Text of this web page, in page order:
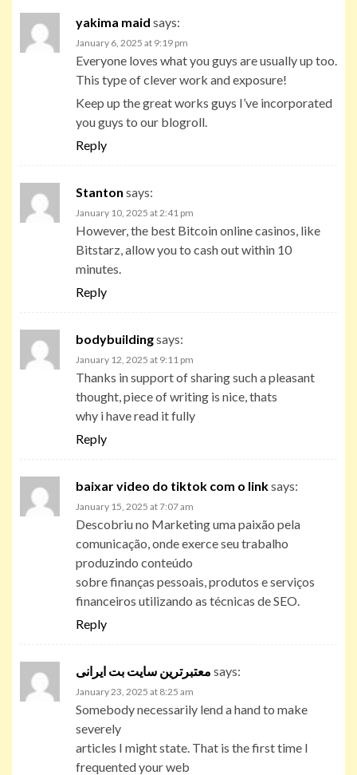
yakima maid says:
January 6, 2025 at 9:19 pm
Everyone loves what you guys are usually up too.
This type of clever work and exposure!
Keep up the great works guys I’ve incorporated
you guys to our blogroll.
Reply
Stanton says:
January 10, 2025 at 2:41 pm
However, the best Bitcoin online casinos, like
Bitstarz, allow you to cash out within 10
minutes.
Reply
bodybuildingsays:
January 12, 2025 at 9:11 pm
Thanks in support of sharing such a pleasant
thought, piece of writing is nice, thats
why i have read it fully
Reply
baixar video do tiktok com o linksays:
January 15, 2025 at 7:07 am
Descobriu no Marketing uma paixão pela
comunicação, onde exerce seu trabalho
produzindo conteúdo
sobre finanças pessoais, produtos e serviços
financeiros utilizando as técnicas de SEO.
Reply
معتبرترین سایت بت ایرانی says:
January 23, 2025 at 8:25 am
Somebody necessarily lend a hand to make
severely
articles I might state. That is the first time I
frequented your web